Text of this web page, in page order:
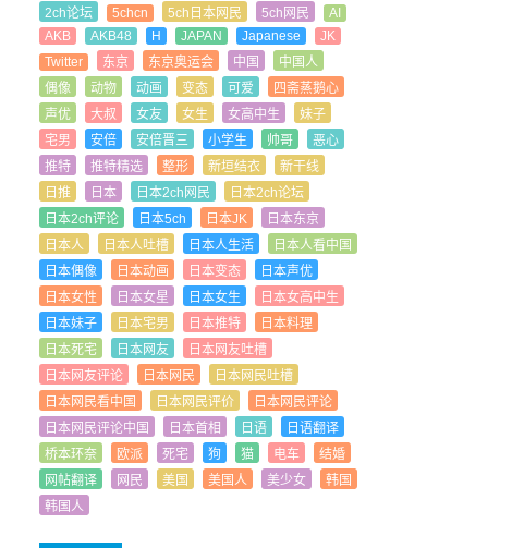
2ch论坛
5chcn 5ch日本网民 5ch网民
AI
AKB
AKB48 H JAPAN Japanese
JK
Twitter
东京 东京奥运会 中国
中国人
偶像
动物 动画 变态 可爱
四斋蒸鹅心
声优
大叔 女友 女生 女高中生
妹子
宅男
安倍 安倍晋三 小学生 帅哥
恶心
推特
推特精选 整形 新垣结衣
新干线
日推
日本 日本2ch网民
日本2ch论坛
日本2ch评论
日本5ch 日本JK
日本东京
日本人
日本人吐槽 日本人生活
日本人看中国
日本偶像
日本动画 日本变态
日本声优
日本女性
日本女星 日本女生
日本女高中生
日本妹子
日本宅男 日本推特
日本料理
日本死宅
日本网友
日本网友吐槽
日本网友评论
日本网民
日本网民吐槽
日本网民看中国
日本网民评价
日本网民评论
日本网民评论中国
日本首相 日语
日语翻译
桥本环奈
欧派 死宅 狗 猫 电车
结婚
网帖翻译
网民 美国 美国人 美少女
韩国
韩国人